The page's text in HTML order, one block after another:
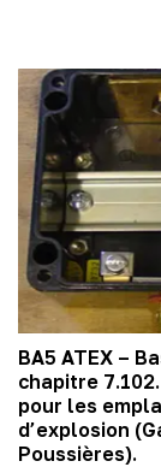
BA5 ATEX –
chapitre
pour les
d’explosion
Poussières).